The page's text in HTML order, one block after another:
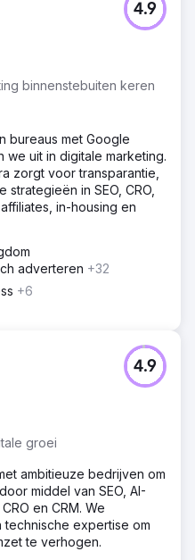
binnenstebuiten keren
4.9
bureaus met Google
we uit in digitale marketing.
zorgt voor transparantie,
in SEO, CRO,
in-housing en
adverteren +32
+6
groei
4.9
ambitieuze bedrijven om
middel van SEO, AI-
en CRM. We
expertise om
te verhogen.